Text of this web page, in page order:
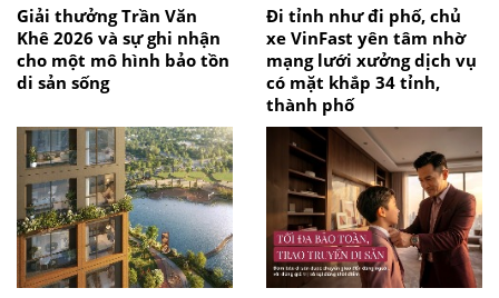
Giải thưởng Trần Văn
Khê 2026 và sự ghi nhận
cho một mô hình bảo tồn
di sản sống
Đi tỉnh như đi phố, chủ
xe VinFast yên tâm nhờ
mạng lưới xưởng dịch vụ
có mặt khắp 34 tỉnh,
thành phố